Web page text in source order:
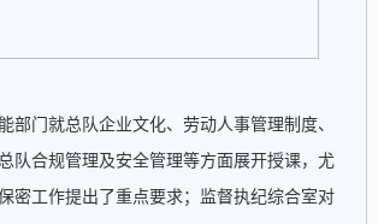
部门就总队企业文化、劳动人事管理制度、
队合规管理及安全管理等方面展开授课，尤
密工作提出了重点要求；监督执纪综合室对